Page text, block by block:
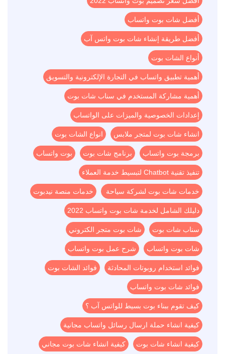
أفضل شات بوت واتساب
أفضل طريقة إنشاء شات بوت واتس آب
أنواع الشات بوت
أهمية تطبيق واتساب في التجارة الإلكترونية والتسويق
أهمية مشاركة المستخدم في سناب شات بوت
إعدادات الخصوصية والميزات على الواتساب
انشاء شات بوت لمتجر ملابس انواع الشات بوت
برمجة بوت واتساب برنامج شات بوت بوت واتساب
تنفيذ تقنية Chatbot لتبسيط خدمة العملاء
خدمات شات بوت لشركة سياحة خدمات منصة نيدبوت
دليلك الشامل لخدمة شات بوت واتساب 2022
سناب شات بوت شات بوت متجر الكتروني
شات بوت واتساب شرح عمل بوت واتساب
فوائد استخدام روبوتات المحادثة فوائد الشات بوت
فوائد شات بوت واتساب
كيف تقوم ببناء بوت بسيط للواتس آب ؟
كيفية انشاء حملة ارسال رسائل واتساب مجانية
كيفية انشاء شات بوت كيفية انشاء شات بوت مجاني